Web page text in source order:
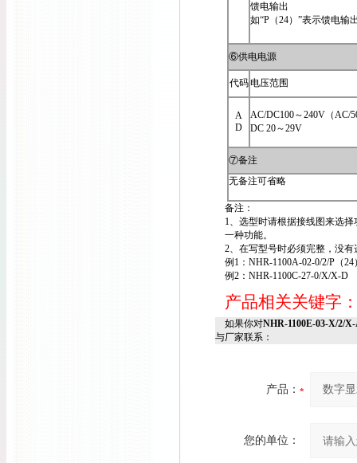
馈电输出
如“P（24）”表示馈电输
⑥供电电源
代码电压范围
A
D
AC/DC100～240V（AC/
DC 20～29V
⑦备注
无备注可省略
备注：
1、选型时请根据接线图来选
一种功能。
2、在写型号时必须完整，没
例1：NHR-1100A-02-0/2/P（24
例2：NHR-1100C-27-0/X/X-D
产品相关关键字
如果你对NHR-1100E-03-X/2/
与厂家联系：
产品：
您的单位：